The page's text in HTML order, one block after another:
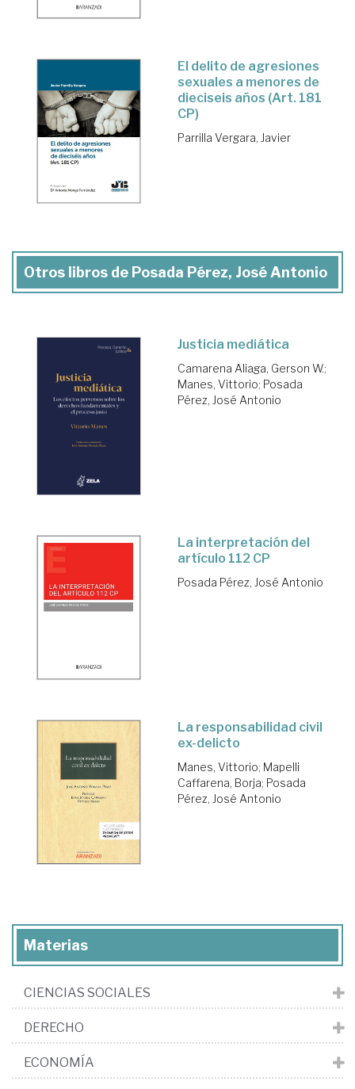
El delito de agresiones
sexuales a menores de
dieciseis años (Art. 181
CP)
Parrilla Vergara, Javier
Otros libros de Posada Pérez, José Antonio
Justicia mediática
Camarena Aliaga, Gerson W.;
Manes, Vittorio; Posada
Pérez, José Antonio
La interpretación del
artículo 112 CP
Posada Pérez, José Antonio
La responsabilidad civil
ex-delicto
Manes, Vittorio; Mapelli
Caffarena, Borja; Posada
Pérez, José Antonio
Materias
CIENCIAS SOCIALES
DERECHO
ECONOMÍA